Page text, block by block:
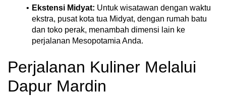
Ekstensi Midyat: Untuk wisatawan dengan waktu
ekstra, pusat kota tua Midyat, dengan rumah batu
dan toko perak, menambah dimensi lain ke
perjalanan Mesopotamia Anda.
Perjalanan Kuliner Melalui
Dapur Mardin